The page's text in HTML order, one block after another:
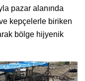
pazar alanında
kepçelerle biriken
bölge hijyenik